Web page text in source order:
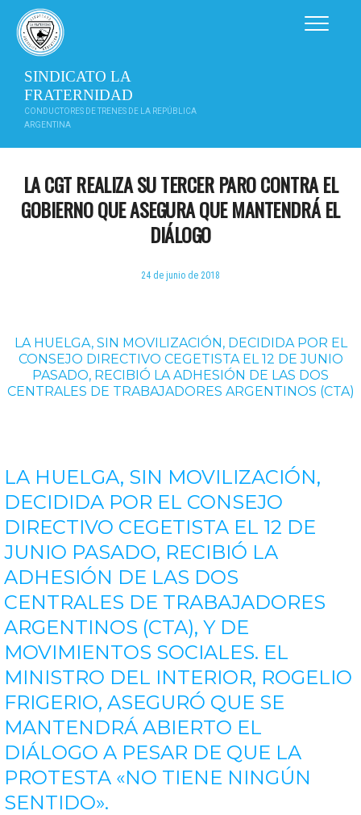
contenido
SINDICATO LA
FRATERNIDAD
CONDUCTORES DE TRENES DE LA REPÚBLICA
ARGENTINA
LA CGT REALIZA SU TERCER PARO CONTRA EL
GOBIERNO QUE ASEGURA QUE MANTENDRÁ EL
DIÁLOGO
24 de junio de 2018
LA HUELGA, SIN MOVILIZACIÓN, DECIDIDA POR EL
CONSEJO DIRECTIVO CEGETISTA EL 12 DE JUNIO
PASADO, RECIBIÓ LA ADHESIÓN DE LAS DOS
CENTRALES DE TRABAJADORES ARGENTINOS (CTA)
LA HUELGA, SIN MOVILIZACIÓN,
DECIDIDA POR EL CONSEJO
DIRECTIVO CEGETISTA EL 12 DE
JUNIO PASADO, RECIBIÓ LA
ADHESIÓN DE LAS DOS
CENTRALES DE TRABAJADORES
ARGENTINOS (CTA), Y DE
MOVIMIENTOS SOCIALES. EL
MINISTRO DEL INTERIOR, ROGELIO
FRIGERIO, ASEGURÓ QUE SE
MANTENDRÁ ABIERTO EL
DIÁLOGO A PESAR DE QUE LA
PROTESTA «NO TIENE NINGÚN
SENTIDO».